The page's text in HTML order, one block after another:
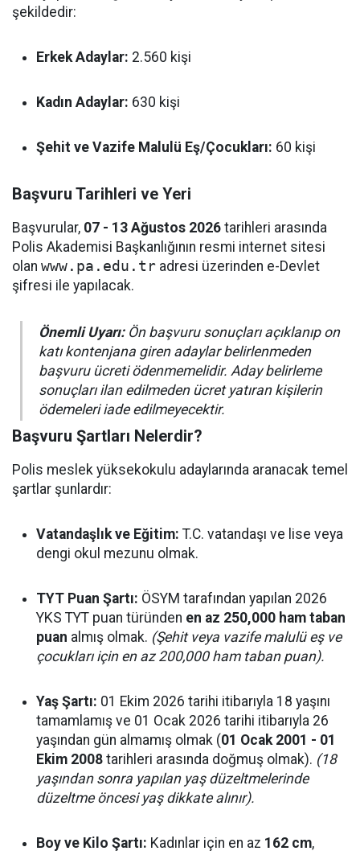
şekildedir:
Erkek Adaylar: 2.560 kişi
Kadın Adaylar: 630 kişi
Şehit ve Vazife Malulü Eş/Çocukları: 60 kişi
Başvuru Tarihleri ve Yeri
Başvurular, 07 - 13 Ağustos 2026 tarihleri arasında
Polis Akademisi Başkanlığının resmi internet sitesi
olan www.pa.edu.tr adresi üzerinden e-Devlet
şifresi ile yapılacak.
Önemli Uyarı:Ön başvuru sonuçları açıklanıp on
katı kontenjana giren adaylar belirlenmeden
başvuru ücreti ödenmemelidir. Aday belirleme
sonuçları ilan edilmeden ücret yatıran kişilerin
ödemeleri iade edilmeyecektir.
Başvuru Şartları Nelerdir?
Polis meslek yüksekokulu adaylarında aranacak temel
şartlar şunlardır:
Vatandaşlık ve Eğitim: T.C. vatandaşı ve lise veya
dengi okul mezunu olmak.
TYT Puan Şartı: ÖSYM tarafından yapılan 2026
YKS TYT puan türünden en az 250,000 ham taban
puan almış olmak. (Şehit veya vazife malulü eş ve
çocukları için en az 200,000 ham taban puan).
Yaş Şartı: 01 Ekim 2026 tarihi itibarıyla 18 yaşını
tamamlamış ve 01 Ocak 2026 tarihi itibarıyla 26
yaşından gün almamış olmak (01 Ocak 2001 - 01
Ekim 2008 tarihleri arasında doğmuş olmak). (18
yaşından sonra yapılan yaş düzeltmelerinde
düzeltme öncesi yaş dikkate alınır).
Boy ve Kilo Şartı: Kadınlar için en az 162 cm,